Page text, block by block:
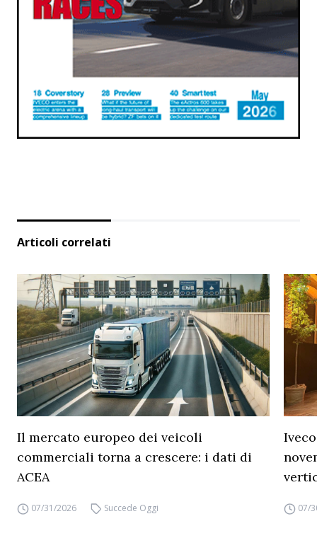
Articoli correlati
Il mercato europeo dei veicoli
commerciali torna a crescere: i dati di
ACEA
07/31/2026 Succede Oggi 07/